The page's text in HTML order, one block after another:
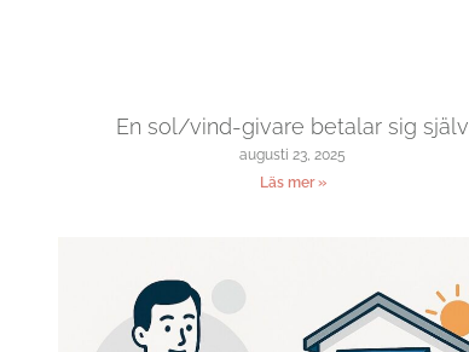
En sol/vind-givare betalar sig själv
augusti 23, 2025
Läs mer »